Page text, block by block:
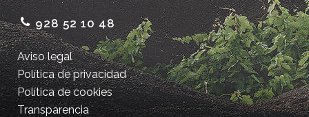
928 52 10 48
Aviso legal
Política de privacidad
Política de cookies
Transparencia